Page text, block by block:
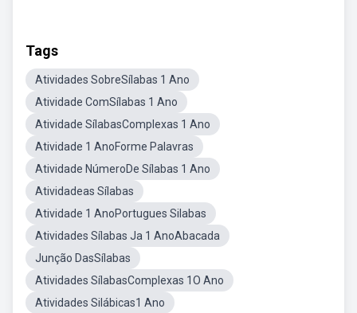
Tags
Atividades SobreSílabas 1 Ano
Atividade ComSílabas 1 Ano
Atividade SílabasComplexas 1 Ano
Atividade 1 AnoForme Palavras
Atividade NúmeroDe Sílabas 1 Ano
Atividadeas Sílabas
Atividade 1 AnoPortugues Silabas
Atividades Sílabas Ja 1 AnoAbacada
Junção DasSílabas
Atividades SílabasComplexas 1O Ano
Atividades Silábicas1 Ano